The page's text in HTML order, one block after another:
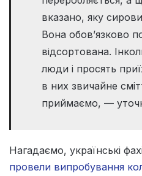
вказано, яку
Вона обов’язково
відсортована.
люди і просять
в них звичайне
приймаємо, —
Нагадаємо, українські
провели випробування